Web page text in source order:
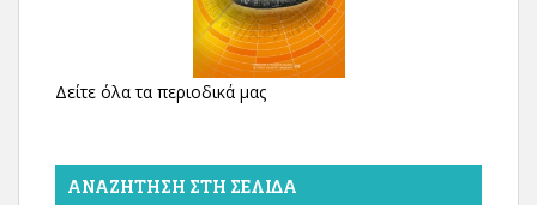
Δείτε όλα τα περιοδικά μας
ΑΝΑΖΉΤΗΣΗ ΣΤΗ ΣΕΛΊΔΑ